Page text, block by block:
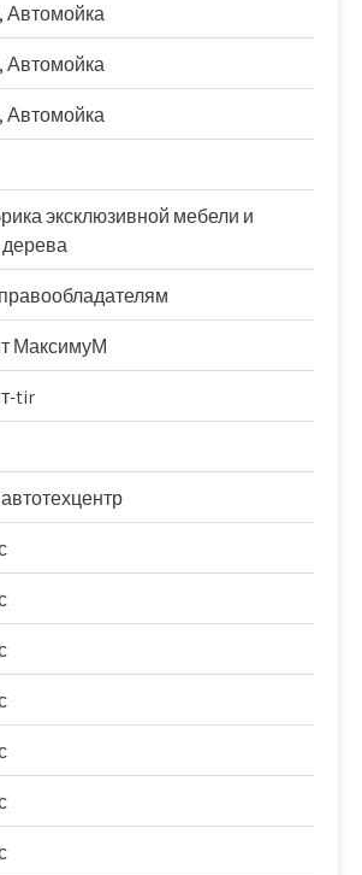
Автомойка
Автомойка
Автомойка
эксклюзивной мебели и
дерева
МаксимуМ
tir